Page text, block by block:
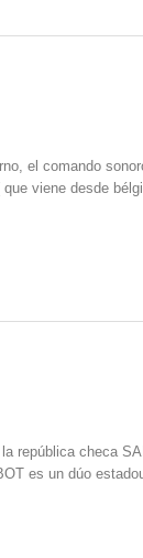
el comando
viene desde
república checa
es un dúo